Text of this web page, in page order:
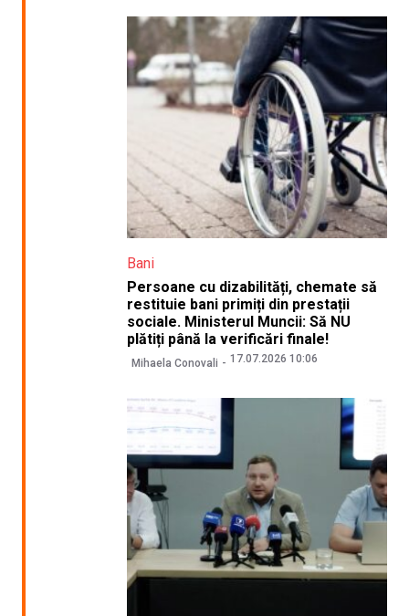
Bani
Persoane cu dizabilități, chemate să
restituie bani primiți din prestații
sociale. Ministerul Muncii: Să NU
plătiți până la verificări finale!
Mihaela Conovali 17.07.2026 10:06